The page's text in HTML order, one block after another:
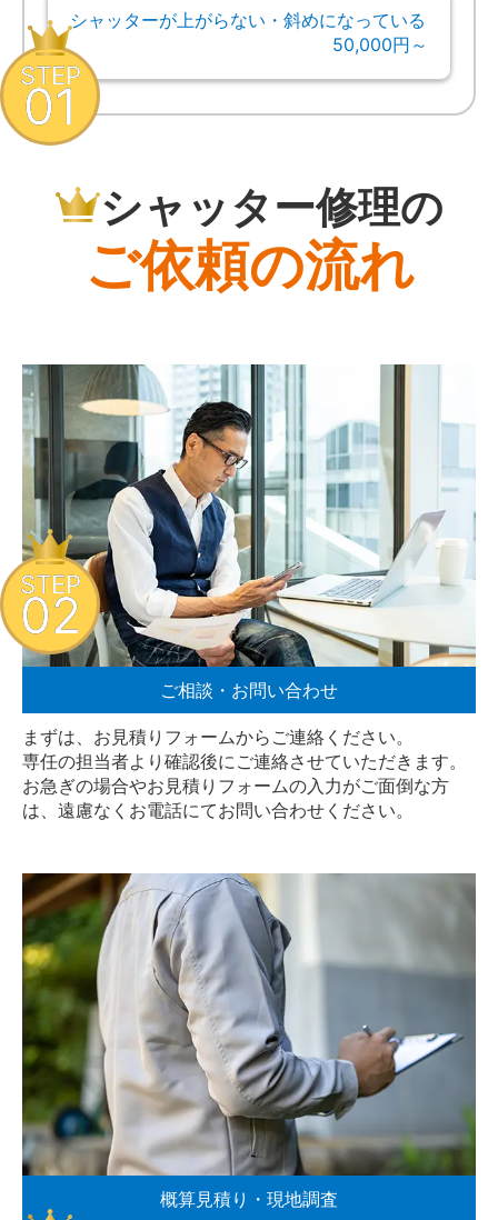
シャッターが上がらない・斜めになっている
50,000円～
シャッター修理の
ご依頼の流れ
STEP
01
ご相談・お問い合わせ
まずは、お見積りフォームからご連絡ください。
専任の担当者より確認後にご連絡させていただきます。
お急ぎの場合やお見積りフォームの入力がご面倒な方
は、遠慮なく お電話にてお問い合わせください。
STEP
02
概算見積り・現地調査